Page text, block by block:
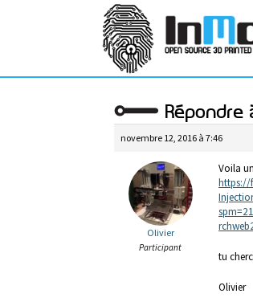
Répondre
novembre 12, 2016 à 7:46
Olivier
Participant
Voila
https://
tu
Olivier